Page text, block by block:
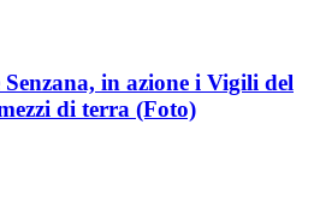
in azione i Vigili del
di terra (Foto)